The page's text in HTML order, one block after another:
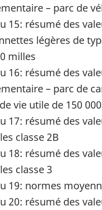
– parc de
15: résumé des
légères de
milles
16: résumé des
– parc de
vie utile de 150
17: résumé des
classe 2B
18: résumé des
classe 3
19: normes
20: résumé des